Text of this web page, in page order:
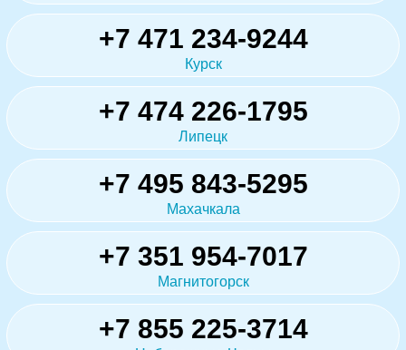
+7 471 234-9244
Курск
+7 474 226-1795
Липецк
+7 495 843-5295
Махачкала
+7 351 954-7017
Магнитогорск
+7 855 225-3714